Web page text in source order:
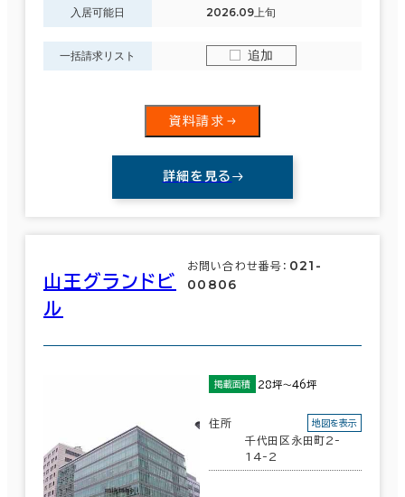
入居可能日 2026.09上旬
一括請求リスト 追加
資料請求
詳細を見る
山王グランドビ
ル
お問い合わせ番号： 021-
00806
掲載面積 28坪～46坪
住所
千代田区永田町2-
14-2
地図を表示
文京区 (142)
江東区 (191)
(7)
荒川区 (7)
(20)
1年以内
5年以内
10年以内
20年以内 30年以内
1階 2階以上
制震・免震構造
駐車場設備あり